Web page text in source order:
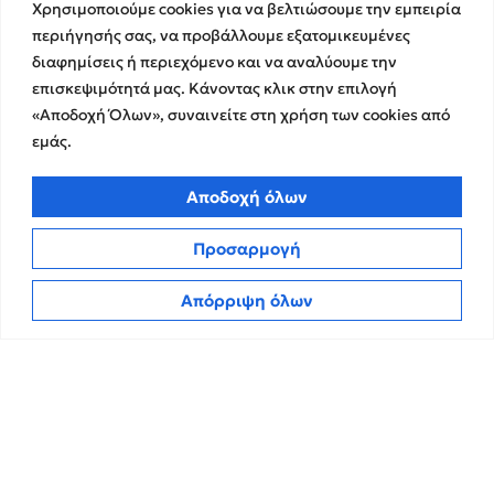
Χρησιμοποιούμε cookies για να βελτιώσουμε την εμπειρία
περιήγησής σας, να προβάλλουμε εξατομικευμένες
διαφημίσεις ή περιεχόμενο και να αναλύουμε την
επισκεψιμότητά μας. Κάνοντας κλικ στην επιλογή
«Αποδοχή Όλων», συναινείτε στη χρήση των cookies από
εμάς.
Προσαρμογή
Απόρριψη όλων
Αποδοχή όλων
Χρηματοικοικονομικές &
Συμβουλευτικές Υπηρεσίες
Υπηρεσίες Ανάπτυξης και
Καινοτομίας
Λογιστικές & Φορολογικές
Υπηρεσίες
Ευκαιρίες Καριέρας
Στρατηγικές Συνεργασίες
Memberships
Εκθέσεις Διαφάνειας
Άρθρα
Πολιτική Απορρήτου
Όροι Χρήσης
Πολιτική Cookies